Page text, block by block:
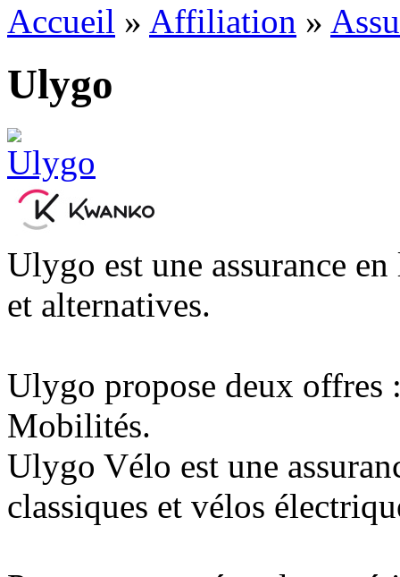
Accueil » Affiliation »
Ulygo
Ulygo est une assurance
et alternatives.
Ulygo propose deux
Mobilités.
Ulygo Vélo est une
classiques et vélos